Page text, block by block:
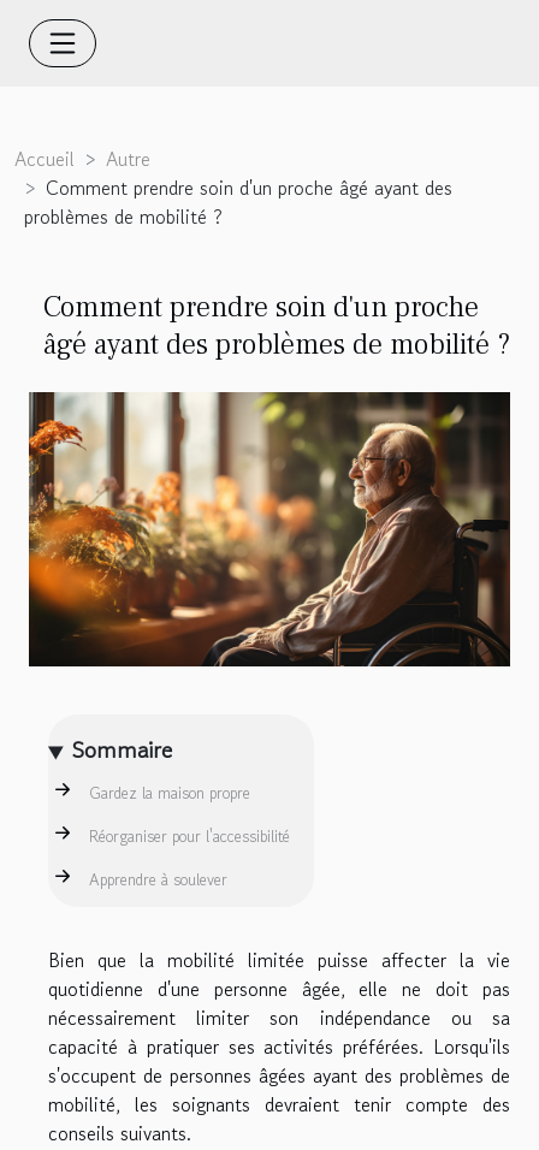
Accueil
Autre
Comment prendre soin d'un proche âgé ayant des
problèmes de mobilité ?
Comment prendre soin d'un proche
âgé ayant des problèmes de mobilité ?
Sommaire
Gardez la maison propre
Réorganiser pour l'accessibilité
Apprendre à soulever
Bien que la mobilité limitée puisse affecter la vie
quotidienne d'une personne âgée, elle ne doit pas
nécessairement limiter son indépendance ou sa
capacité à pratiquer ses activités préférées. Lorsqu'ils
s'occupent de personnes âgées ayant des problèmes de
mobilité, les soignants devraient tenir compte des
conseils suivants.